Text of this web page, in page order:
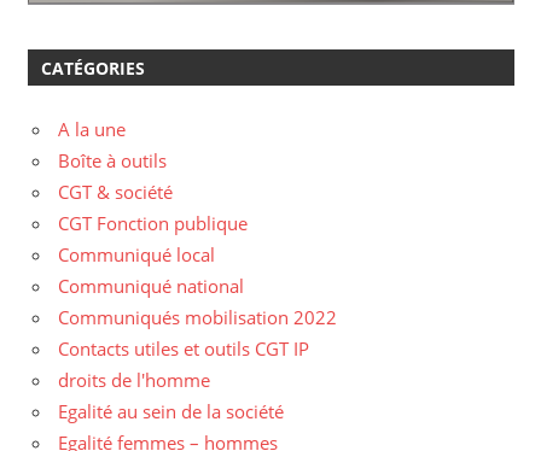
CATÉGORIES
A la une
Boîte à outils
CGT & société
CGT Fonction publique
Communiqué local
Communiqué national
Communiqués mobilisation 2022
Contacts utiles et outils CGT IP
droits de l'homme
Egalité au sein de la société
Egalité femmes – hommes